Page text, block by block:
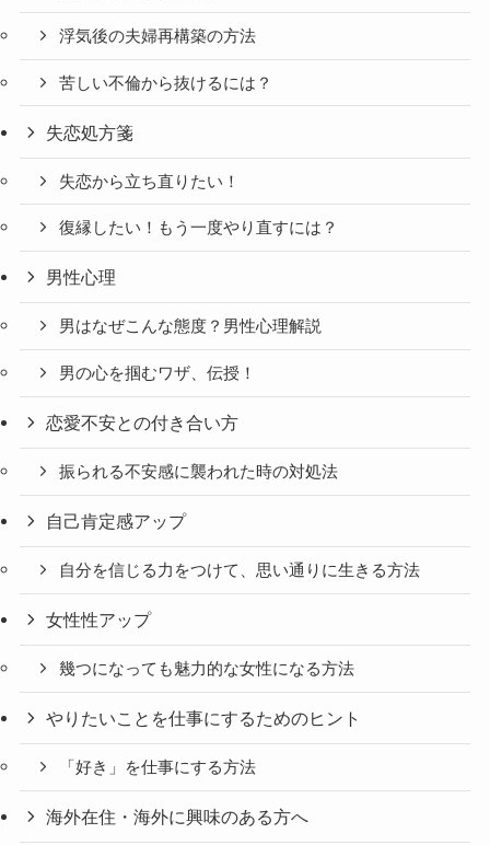
浮気後の夫婦再構築の方法
苦しい不倫から抜けるには？
失恋処方箋
失恋から立ち直りたい！
復縁したい！もう一度やり直すには？
男性心理
男はなぜこんな態度？男性心理解説
男の心を掴むワザ、伝授！
恋愛不安との付き合い方
振られる不安感に襲われた時の対処法
自己肯定感アップ
自分を信じる力をつけて、思い通りに生きる方法
女性性アップ
幾つになっても魅力的な女性になる方法
やりたいことを仕事にするためのヒント
「好き」を仕事にする方法
海外在住・海外に興味のある方へ